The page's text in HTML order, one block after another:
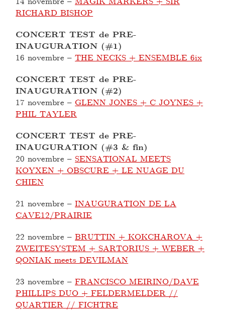
RICHARD BISHOP
CONCERT TEST de PRE-
INAUGURATION (#1)
16 novembre –THE NECKS + ENSEMBLE 6ix
CONCERT TEST de PRE-
INAUGURATION (#2)
17 novembre – GLENN JONES + C JOYNES +
PHIL TAYLER
CONCERT TEST de PRE-
INAUGURATION (#3 & fin)
20 novembre – SENSATIONAL MEETS
KOYXEN + OBSCURE + LE NUAGE DU
CHIEN
21 novembre –INAUGURATION DE LA
CAVE12/PRAIRIE
22 novembre –BRUTTIN + KOKCHAROVA +
ZWEITESYSTEM + SARTORIUS + WEBER +
QONIAK meets DEVILMAN
23 novembre –FRANCISCO MEIRINO/DAVE
PHILLIPS DUO + FELDERMELDER //
QUARTIER // FICHTRE